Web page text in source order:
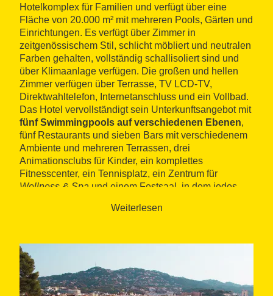
Hotelkomplex für Familien und verfügt über eine
Fläche von 20.000 m² mit mehreren Pools, Gärten und
Einrichtungen. Es verfügt über Zimmer in
zeitgenössischem Stil, schlicht möbliert und neutralen
Farben gehalten, vollständig schallisoliert sind und
über Klimaanlage verfügen. Die großen und hellen
Zimmer verfügen über Terrasse, TV LCD-TV,
Direktwahltelefon, Internetanschluss und ein Vollbad.
Das Hotel vervollständigt sein Unterkunftsangebot mit
fünf Swimmingpools auf verschiedenen Ebenen,
fünf Restaurants und sieben Bars mit verschiedenem
Ambiente und mehreren Terrassen, drei
Animationsclubs für Kinder, ein komplettes
Fitnesscenter, ein Tennisplatz, ein Zentrum für
Wellness & Spa und einem Festsaal, in dem jedes
besten Orchestern der Region angeboten wird.
Wassersportartenauszuüben, sowie die zahlreichen
Wander-Routen zu erkunden, die sich an die Küste
schmiegen und in die mediterranen Wälder der
Umgebung von Lloret de Mar führen.
Weiterlesen